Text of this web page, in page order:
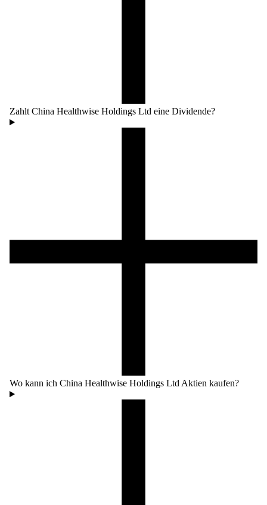
Zahlt China Healthwise Holdings Ltd eine Dividende?
Wo kann ich China Healthwise Holdings Ltd Aktien kaufen?